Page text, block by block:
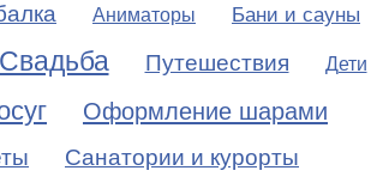
Аниматоры Бани и сауны
Свадьба Путешествия Дети
Оформление шарами
Санатории и курорты